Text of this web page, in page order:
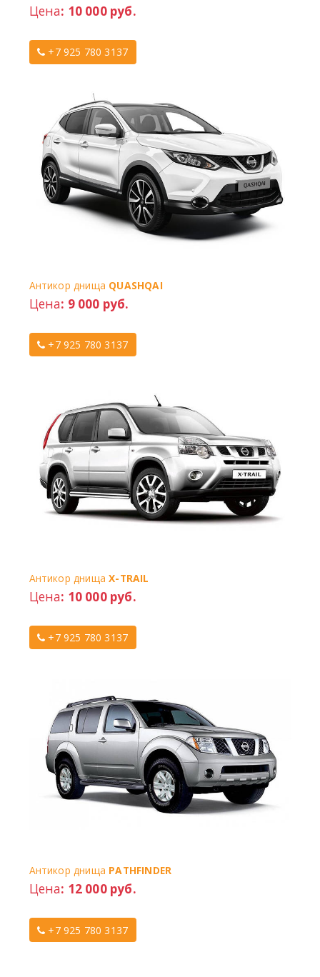
Цена: 10 000 руб.
+7 925 780 3137
Антикор днища QUASHQAI
Цена: 9 000 руб.
+7 925 780 3137
Антикор днища X-TRAIL
Цена: 10 000 руб.
+7 925 780 3137
Антикор днища PATHFINDER
Цена: 12 000 руб.
+7 925 780 3137